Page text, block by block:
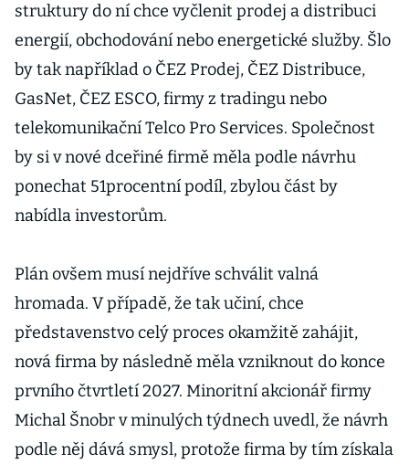
struktury do ní chce vyčlenit prodej a distribuci
energií, obchodování nebo energetické služby. Šlo
by tak například o ČEZ Prodej, ČEZ Distribuce,
GasNet, ČEZ ESCO, firmy z tradingu nebo
telekomunikační Telco Pro Services. Společnost
by si v nové dceřiné firmě měla podle návrhu
ponechat 51procentní podíl, zbylou část by
nabídla investorům.
Plán ovšem musí nejdříve schválit valná
hromada. V případě, že tak učiní, chce
představenstvo celý proces okamžitě zahájit,
nová firma by následně měla vzniknout do konce
prvního čtvrtletí 2027. Minoritní akcionář firmy
Michal Šnobr v minulých týdnech uvedl, že návrh
podle něj dává smysl, protože firma by tím získala